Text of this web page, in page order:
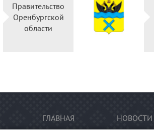
Правительство
Оренбургской
области
ГЛАВНАЯ НОВОСТИ